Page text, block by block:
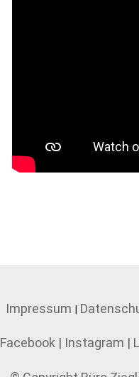
Impressum |
Facebook | Instagram |